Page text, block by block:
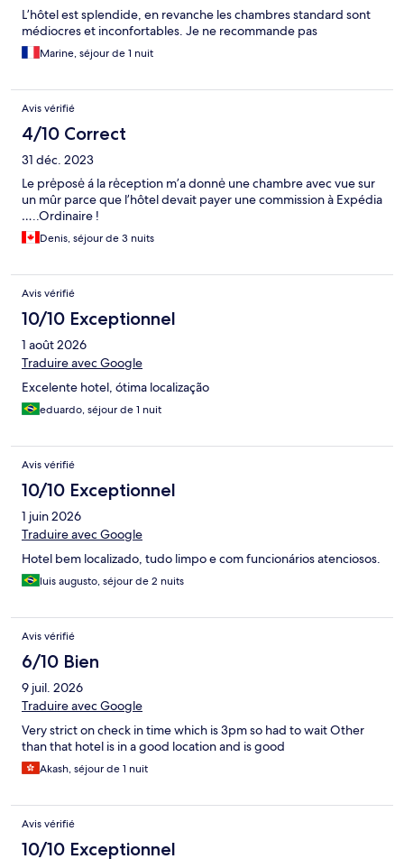
L’hôtel est splendide, en revanche les chambres standard sont
médiocres et inconfortables. Je ne recommande pas
Marine, séjour de 1 nuit
Avis vérifié
4/10 Correct
31 déc. 2023
Le prėposė á la rėception m’a donnė une chambre avec vue sur
un mûr parce que l’hôtel devait payer une commission à Expédia
…..Ordinaire !
Denis, séjour de 3 nuits
Avis vérifié
10/10 Exceptionnel
1 août 2026
Traduire avec Google
Excelente hotel, ótima localização
eduardo, séjour de 1 nuit
Avis vérifié
10/10 Exceptionnel
1 juin 2026
Traduire avec Google
Hotel bem localizado, tudo limpo e com funcionários atenciosos.
luis augusto, séjour de 2 nuits
Avis vérifié
6/10 Bien
9 juil. 2026
Traduire avec Google
Very strict on check in time which is 3pm so had to wait Other
than that hotel is in a good location and is good
Akash, séjour de 1 nuit
Avis vérifié
10/10 Exceptionnel